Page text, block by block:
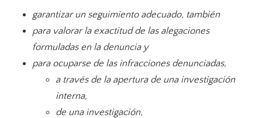
garantizar un seguimiento adecuado, también
para valorar la exactitud de las alegaciones
formuladas en la denuncia y
para ocuparse de las infracciones denunciadas,
a través de la apertura de una investigación
interna,
de una investigación,